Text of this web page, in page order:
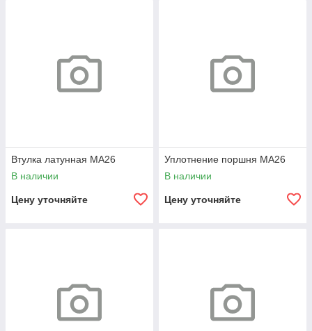
Втулка латунная МА26
В наличии
Цену уточняйте
Уплотнение поршня МА26
В наличии
Цену уточняйте